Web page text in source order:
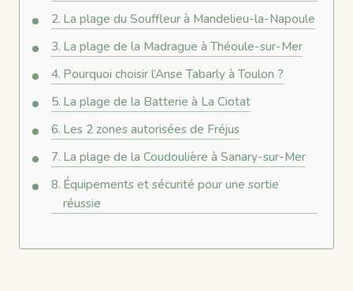
La plage du Souffleur à Mandelieu-la-Napoule
La plage de la Madrague à Théoule-sur-Mer
Pourquoi choisir l’Anse Tabarly à Toulon ?
La plage de la Batterie à La Ciotat
Les 2 zones autorisées de Fréjus
La plage de la Coudoulière à Sanary-sur-Mer
Équipements et sécurité pour une sortie
réussie